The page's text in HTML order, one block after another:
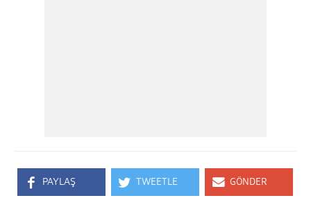
PAYLAŞ TWEETLE GÖNDER